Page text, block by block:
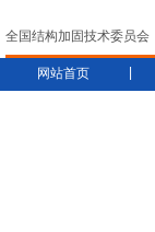
全国结构加固技术委员会
网站首页